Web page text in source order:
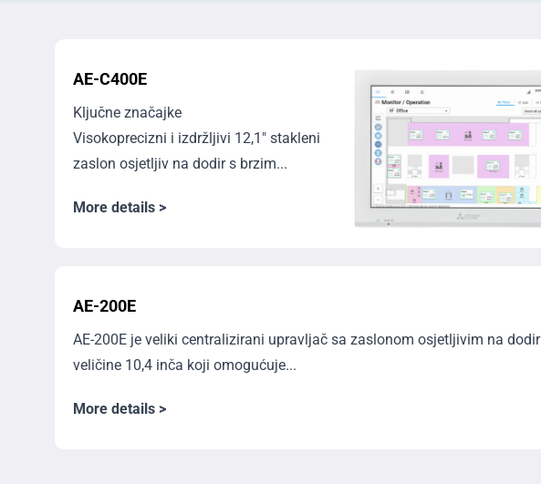
AE-C400E
Ključne značajke
Visokoprecizni i izdržljivi 12,1" stakleni
zaslon osjetljiv na dodir s brzim...
More details >
AE-200E
AE-200E je veliki centralizirani upravljač sa zaslonom osjetljivim na dodir
veličine 10,4 inča koji omogućuje...
More details >